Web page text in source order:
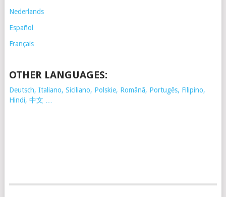
Nederlands
Español
Français
OTHER LANGUAGES:
Deutsch, Italiano, Siciliano, Polskie, Românã, Portugês, Filipino,
Hindi, 中文 …